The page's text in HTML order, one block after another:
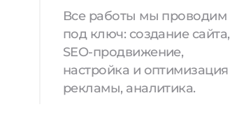
Все работы мы проводим
под ключ: создание сайта,
SEO-продвижение,
настройка и оптимизация
рекламы, аналитика.